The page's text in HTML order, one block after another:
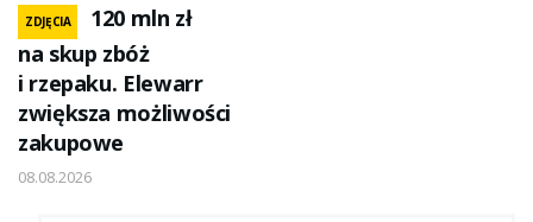
ZDJĘCIA
120 mln zł
na skup zbóż
i rzepaku. Elewarr
zwiększa możliwości
zakupowe
08.08.2026